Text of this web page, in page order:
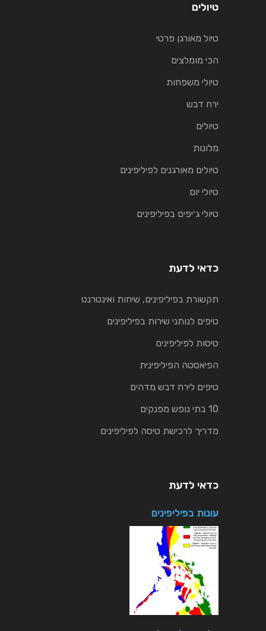
טיולים
טיול מאורגן פרטי
הכי מומלצים
טיולי משפחות
ירח דבש
טיולים
מלונות
טיולים מאורגנים לפיליפינים
טיולי יום
טיולי ג׳יפים בפיליפינים
כדאי לדעת
תקשורת בפיליפינים, שיחות ואינטרנט
טיפים לנותני שירות בפיליפינים
טיסות לפיליפינים
הפיאסטה הפיליפינית
טיפים לירח דבש מדהים
10 בתי נופש מפנקים
מדריך לרכישת טיסה לפיליפינים
כדאי לדעת
עונות בפיליפינים